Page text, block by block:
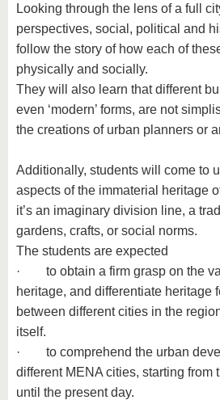
Looking through the lens of a full
perspectives, social, political and
follow the story of how each of
physically and socially.
They will also learn that different
even ‘modern’ forms, are not
the creations of urban planners or
Additionally, students will come to
aspects of the immaterial heritage
it’s an imaginary division line, a
gardens, crafts, or social norms.
The students are expected
· to obtain a firm grasp on the
heritage, and differentiate heritage
between different cities in the
itself.
· to comprehend the urban
different MENA cities, starting from
until the present day.